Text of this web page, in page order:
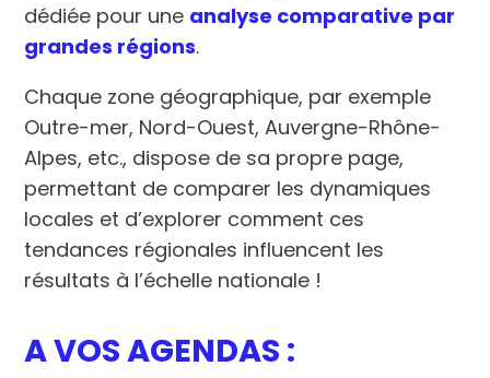
dédiée pour une analyse comparative par
grandes régions.
Chaque zone géographique, par exemple
Outre-mer, Nord-Ouest, Auvergne-Rhône-
Alpes, etc., dispose de sa propre page,
permettant de comparer les dynamiques
locales et d’explorer comment ces
tendances régionales influencent les
résultats à l’échelle nationale !
A VOS AGENDAS :